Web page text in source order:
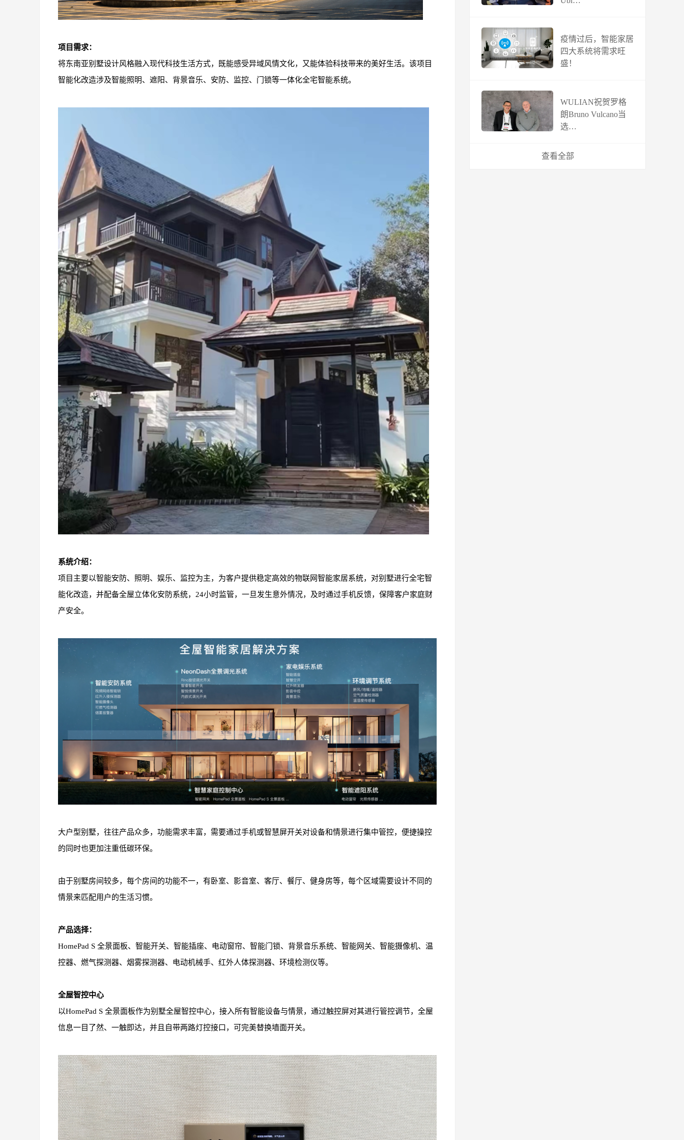
项目需求：
将东南亚别墅设计风格融入现代科技生活方式，既能感受异域风情文化，又能体验科技带来的美好生活。该项目
智能化改造涉及智能照明、遮阳、背景音乐、安防、监控、门锁等一体化全宅智能系统。
系统介绍：
项目主要以智能安防、照明、娱乐、监控为主，为客户提供稳定高效的物联网智能家居系统，对别墅进行全宅智
能化改造，并配备全屋立体化安防系统，24小时监管，一旦发生意外情况，及时通过手机反馈，保障客户家庭财
产安全。
大户型别墅，往往产品众多，功能需求丰富，需要通过手机或智慧屏开关对设备和情景进行集中管控，便捷操控
的同时也更加注重低碳环保。
由于别墅房间较多，每个房间的功能不一，有卧室、影音室、客厅、餐厅、健身房等，每个区域需要设计不同的
情景来匹配用户的生活习惯。
产品选择：
HomePad S 全景面板、智能开关、智能插座、电动窗帘、智能门锁、背景音乐系统、智能网关、智能摄像机、温
控器、燃气探测器、烟雾探测器、电动机械手、红外人体探测器、环境检测仪等。
全屋智控中心
以HomePad S 全景面板作为别墅全屋智控中心，接入所有智能设备与情景，通过触控屏对其进行管控调节，全屋
信息一目了然、一触即达，并且自带两路灯控接口，可完美替换墙面开关。
疫情过后，智能家居
四大系统将需求旺
盛！
WULIAN祝贺罗格
朗Bruno Vulcano当
选…
查看全部